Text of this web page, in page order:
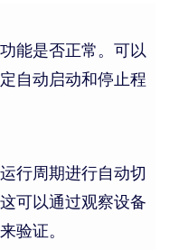
能是否正常。可以
自动启动和停止程
行周期进行自动切
可以通过观察设备
验证。